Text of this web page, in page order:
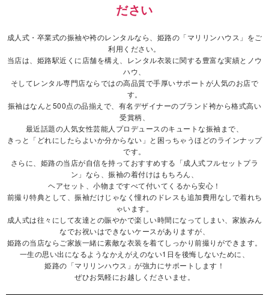
ださい
成人式・卒業式の振袖や袴のレンタルなら、姫路の「マリリンハウス」をご
利用ください。
当店は、姫路駅近くに店舗を構え、レンタル衣装に関する豊富な実績とノウ
ハウ、
そしてレンタル専門店ならではの高品質で手厚いサポートが人気のお店で
す。
振袖はなんと500点の品揃えで、有名デザイナーのブランド袴から格式高い
受賞柄、
最近話題の人気女性芸能人プロデュースのキュートな振袖まで、
きっと「どれにしたらよいか分からない」と困っちゃうほどのラインナップ
です。
さらに、姫路の当店が自信を持っておすすめする「成人式フルセットプラ
ン」なら、振袖の着付けはもちろん、
ヘアセット、小物まですべて付いてくるから安心！
前撮り特典として、振袖だけじゃなく憧れのドレスも追加費用なしで着れち
ゃいます。
成人式は往々にして友達との賑やかで楽しい時間になってしまい、家族みん
なでお祝いはできないケースがありますが、
姫路の当店ならご家族一緒に素敵な衣装を着てしっかり前撮りができます。
一生の思い出になるようなかえがえのない1日を後悔しないために、
姫路の「マリリンハウス」が強力にサポートします！
ぜひお気軽にお越しくださいませ。